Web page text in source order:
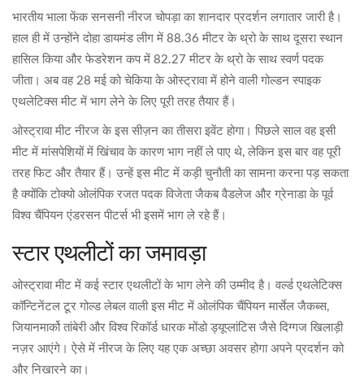
भारतीय भाला फेंक सनसनी नीरज चोपड़ा का शानदार प्रदर्शन लगातार जारी है।
हाल ही में उन्होंने दोहा डायमंड लीग में 88.36 मीटर के थ्रो के साथ दूसरा स्थान
हासिल किया और फेडरेशन कप में 82.27 मीटर के थ्रो के साथ स्वर्ण पदक
जीता। अब वह 28 मई को चेकिया के ओस्ट्रावा में होने वाली गोल्डन स्पाइक
एथलेटिक्स मीट में भाग लेने के लिए पूरी तरह तैयार हैं।
ओस्ट्रावा मीट नीरज के इस सीज़न का तीसरा इवेंट होगा। पिछले साल वह इसी
मीट में मांसपेशियों में खिंचाव के कारण भाग नहीं ले पाए थे, लेकिन इस बार वह पूरी
तरह फिट और तैयार हैं। उन्हें इस मीट में कड़ी चुनौती का सामना करना पड़ सकता
है क्योंकि टोक्यो ओलंपिक रजत पदक विजेता जैकब वैडलेज और ग्रेनाडा के पूर्व
विश्व चैंपियन एंडरसन पीटर्स भी इसमें भाग ले रहे हैं।
स्टार एथलीटों का जमावड़ा
ओस्ट्रावा मीट में कई स्टार एथलीटों के भाग लेने की उम्मीद है। वर्ल्ड एथलेटिक्स
कॉन्टिनेंटल टूर गोल्ड लेबल वाली इस मीट में ओलंपिक चैंपियन मार्सेल जैकब्स,
जियानमार्को तांबेरी और विश्व रिकॉर्ड धारक मोंडो ड्यूप्लांटिस जैसे दिग्गज खिलाड़ी
नज़र आएंगे। ऐसे में नीरज के लिए यह एक अच्छा अवसर होगा अपने प्रदर्शन को
और निखारने का।